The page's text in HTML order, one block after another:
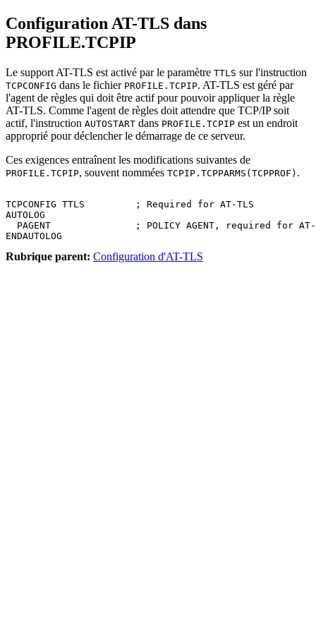
Configuration AT-TLS dans
PROFILE.TCPIP
Le support AT-TLS est activé par le paramètre TTLS sur l'instruction
TCPCONFIG dans le fichier PROFILE.TCPIP. AT-TLS est géré par
l'agent de règles qui doit être actif pour pouvoir appliquer la règle
AT-TLS. Comme l'agent de règles doit attendre que TCP/IP soit
actif, l'instruction AUTOSTART dans PROFILE.TCPIP est un endroit
approprié pour déclencher le démarrage de ce serveur.
Ces exigences entraînent les modifications suivantes de
PROFILE.TCPIP, souvent nommées TCPIP.TCPPARMS(TCPPROF) .
TCPCONFIG TTLS         ; Required for AT-TLS
AUTOLOG
PAGENT               ; POLICY AGENT, required for
Rubrique parent: Configuration d'AT-TLS